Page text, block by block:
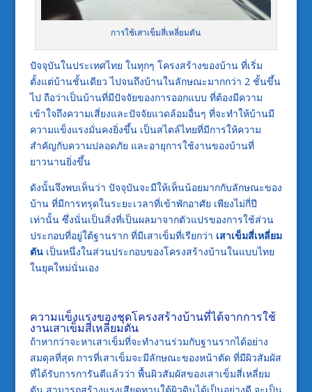
การใช้เสาเข็มสี่เหลี่ยมตัน
ปัจจุบันในประเทศไทย ในทุกๆ โครงสร้างของบ้าน ที่เริ่ม
ตั้งแต่บ้านชั้นเดียว ไปจนถึงบ้านในลักษณะมากกว่า 2 ชั้นขึ้น
ไป ถือว่าเป็นบ้านที่มีปัจจัยของการออกแบบ ที่ต้องมีความ
เข้าใจถึงความเสี่ยงและปัจจัยแวดล้อมอื่นๆ ที่จะทำให้บ้านมี
ความแข็งแรงมั่นคงยิ่งขึ้น เป็นสไตล์ไทยที่มีการให้ความ
สำคัญกับความปลอดภัย และอายุการใช้งานของบ้านที่
ยาวนานยิ่งขึ้น
ดังนั้นจึงพบเห็นว่า ปัจจุบันจะมีให้เห็นน้อยมากกับลักษณะของ
บ้าน ที่มีการทรุดในระยะเวลาที่เข้าพักอาศัย เพียงไม่กี่ปี
เท่านั้น ซึ่งนั่นเป็นสิ่งที่เป็นผลมาจากตัวแปรของการใช้ส่วน
ประกอบที่อยู่ใต้ฐานราก ที่มีเสาเข็มที่เรียกว่า เสาเข็มสี่เหลี่ยม
ตันเป็นหนึ่งในส่วนประกอบของโครงสร้างบ้านในแบบไทย
ในยุคใหม่นั่นเอง
ความแข็งแรงของชุดโครงสร้างบ้านที่ได้จากการใช้
งานเสาเข็มสี่เหลี่ยมตัน
ถ้าหากว่าจะหาเสาเข็มที่จะทำงานร่วมกับฐานรากได้อย่าง
สมดุลที่สุด การที่เสาเข็มจะมีลักษณะของหน้าตัด ที่มีผิวสัมผัส
ที่ได้รับการการันตีแล้วว่า พื้นผิวสัมผัสของเสาเข็มสี่เหลี่ยม
ตัน สามารถสร้างแรงเสียดทานใต้ผิวดินได้เป็นอย่างดี จะเป็น